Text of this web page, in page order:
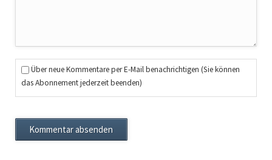
Über neue Kommentare per E-Mail benachrichtigen (Sie können
das Abonnement jederzeit beenden)
Kommentar absenden